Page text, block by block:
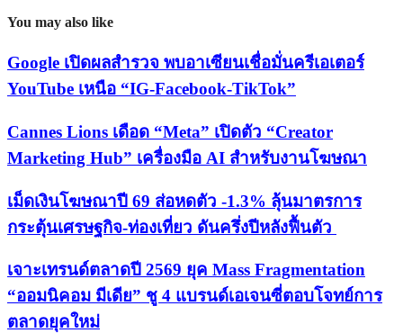
You may also like
Google เปิดผลสำรวจ พบอาเซียนเชื่อมั่นครีเอเตอร์
YouTube เหนือ “IG-Facebook-TikTok”
Cannes Lions เดือด “Meta” เปิดตัว “Creator
Marketing Hub” เครื่องมือ AI สำหรับงานโฆษณา
เม็ดเงินโฆษณาปี 69 ส่อหดตัว -1.3% ลุ้นมาตรการ
กระตุ้นเศรษฐกิจ-ท่องเที่ยว ดันครึ่งปีหลังฟื้นตัว
เจาะเทรนด์ตลาดปี 2569 ยุค Mass Fragmentation
“ออมนิคอม มีเดีย” ชู 4 แบรนด์เอเจนซี่ตอบโจทย์การ
ตลาดยุคใหม่